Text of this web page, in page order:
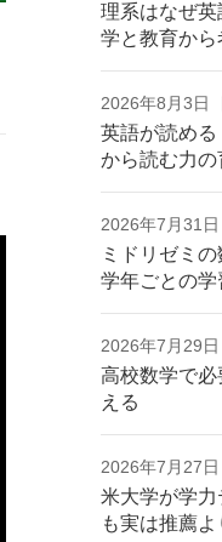
理系はなぜ
学と教育から
2026年8月3日
英語が読め
から読む力の
2026年7月31日
ミドリゼミ
学年ごとの学
2026年7月29日
高校数学で
える
2026年7月27日
米大学が学
も実は推薦